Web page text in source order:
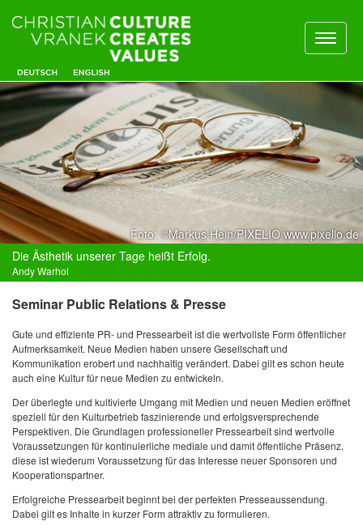
Foto: ©Markus Hein/PIXELIO www.pixelio.de
Die Ästhetik unserer Tage heißt Erfolg.
Andy Warhol
Seminar Public Relations & Presse
Gute und effiziente PR- und Pressearbeit ist die wertvollste Form öffentlicher
Aufmerksamkeit. Neue Medien haben unsere Gesellschaft und
Kommunikation erobert und nachhaltig verändert. Dabei gilt es schon heute
auch eine Kultur für neue Medien zu entwickeln.
Der überlegte und kultivierte Umgang mit Medien und neuen Medien eröffnet
speziell für den Kulturbetrieb faszinierende und erfolgsversprechende
Perspektiven. Die Grundlagen professioneller Pressearbeit sind wertvolle
Voraussetzungen für kontinuierliche mediale und damit öffentliche Präsenz,
diese ist wiederum Voraussetzung für das Interesse neuer Sponsoren und
Kooperationspartner.
Erfolgreiche Pressearbeit beginnt bei der perfekten Presseaussendung.
Dabei gilt es Inhalte in kurzer Form attraktiv zu formulieren.